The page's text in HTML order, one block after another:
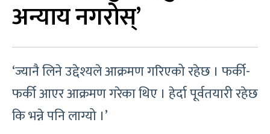
अन्याय नगरोस्’
‘ज्यानै लिने उद्देश्यले आक्रमण गरिएको रहेछ । फर्की-
फर्की आएर आक्रमण गरेका थिए । हेर्दा पूर्वतयारी रहेछ
कि भन्ने पनि लाग्यो ।’